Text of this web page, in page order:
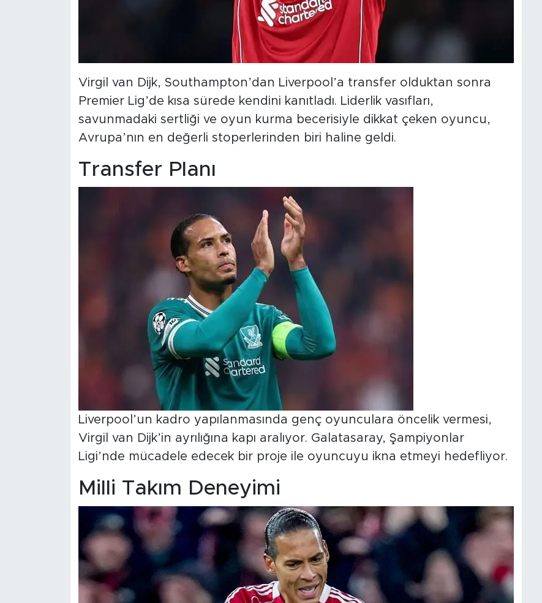
Virgil van Dijk, Southampton’dan Liverpool’a transfer olduktan sonra
Premier Lig’de kısa sürede kendini kanıtladı. Liderlik vasıfları,
savunmadaki sertliği ve oyun kurma becerisiyle dikkat çeken oyuncu,
Avrupa’nın en değerli stoperlerinden biri haline geldi.
Transfer Planı
Liverpool’un kadro yapılanmasında genç oyunculara öncelik vermesi,
Virgil van Dijk’in ayrılığına kapı aralıyor. Galatasaray, Şampiyonlar
Ligi’nde mücadele edecek bir proje ile oyuncuyu ikna etmeyi hedefliyor.
Milli Takım Deneyimi